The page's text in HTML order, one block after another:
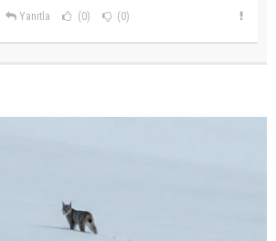
Yanıtla (0) (0)